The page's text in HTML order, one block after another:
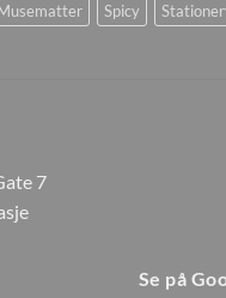
Spicy
7
Se på